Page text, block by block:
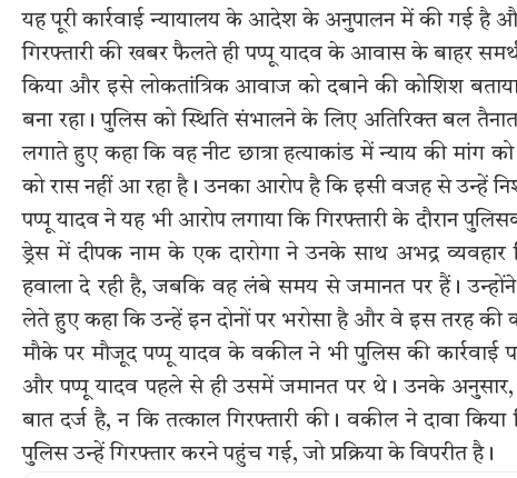
यह पूरी कार्रवाई न्यायालय के आदेश के अनुपालन में की गई है
गिरफ्तारी की खबर फैलते ही पप्पू यादव के आवास के बाहर
किया और इसे लोकतांत्रिक आवाज को दबाने की कोशिश
बना रहा। पुलिस को स्थिति संभालने के लिए अतिरिक्त बल
लगाते हुए कहा कि वह नीट छात्रा हत्याकांड में न्याय की
को रास नहीं आ रहा है। उनका आरोप है कि इसी वजह से उन्हें
पप्पू यादव ने यह भी आरोप लगाया कि गिरफ्तारी के दौरान
ड्रेस में दीपक नाम के एक दारोगा ने उनके साथ अभद्र
हवाला दे रही है, जबकि वह लंबे समय से जमानत पर हैं। उन्होंने
लेते हुए कहा कि उन्हें इन दोनों पर भरोसा है और वे इस तरह की
मौके पर मौजूद पप्पू यादव के वकील ने भी पुलिस की
और पप्पू यादव पहले से ही उसमें जमानत पर थे। उनके अनुसार,
बात दर्ज है, न कि तत्काल गिरफ्तारी की। वकील ने दावा
पुलिस उन्हें गिरफ्तार करने पहुंच गई, जो प्रक्रिया के विपरीत है।